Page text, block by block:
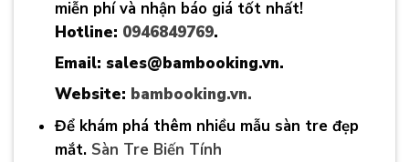
miễn phí và nhận báo giá tốt nhất!
Hotline: 0946849769.
Email: sales@bambooking.vn.
Website: bambooking.vn.
Để khám phá thêm nhiều mẫu sàn tre đẹp
mắt. Sàn Tre Biến Tính